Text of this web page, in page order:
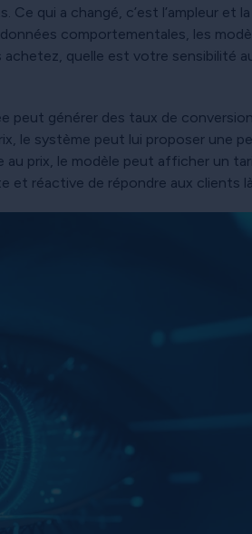
qui a changé, c’est l’ampleur et
comportementales, les
quelle est votre sensibilité
générer des taux de
le système peut lui proposer une
prix, le modèle peut afficher un
et réactive de répondre aux clients